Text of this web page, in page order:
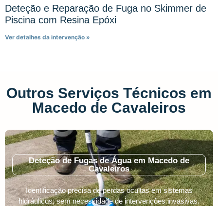
Deteção e Reparação de Fuga no Skimmer de
Piscina com Resina Epóxi
Ver detalhes da intervenção »
Outros Serviços Técnicos em
Macedo de Cavaleiros
Deteção de Fugas de Água em Macedo de
Cavaleiros
Identificação precisa de perdas ocultas em sistemas
hidráulicos, sem necessidade de intervenções invasivas.